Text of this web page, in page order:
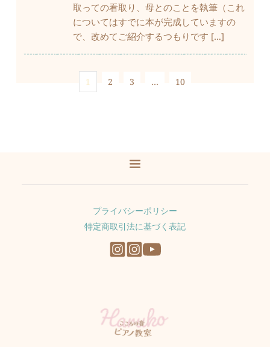
取っての看取り、母とのことを執筆（これ
についてはすでに本が完成していますの
で、改めてご紹介するつもりです […]
1 2 3 … 10
プライバシーポリシー
特定商取引法に基づく表記